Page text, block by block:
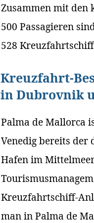
Zusammen mit den
500 Passagieren
528
Kreuzfahrt-
in Dubrovnik
Palma de Mallorca
Venedig bereits
Hafen im
Kreuzfahrtschiff-
man in Palma de